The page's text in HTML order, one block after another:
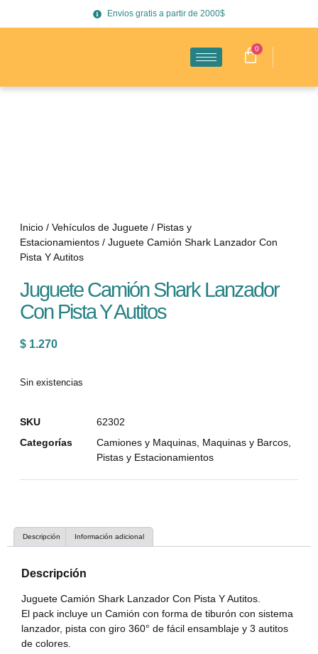
Envios gratis a partir de 2000$
0
Inicio / Vehículos de Juguete / Pistas y
Estacionamientos / Juguete Camión Shark Lanzador Con
Pista Y Autitos
Juguete Camión Shark Lanzador
Con Pista Y Autitos
$ 1.270
Sin existencias
SKU
62302
Categorías
Camiones y Maquinas Maquinas y Barcos
Pistas y Estacionamientos
Descripción Información adicional
Descripción
Juguete Camión Shark Lanzador Con Pista Y Autitos.
El pack incluye un Camión con forma de tiburón con sistema
lanzador, pista con giro 360° de fácil ensamblaje y 3 autitos
de colores.